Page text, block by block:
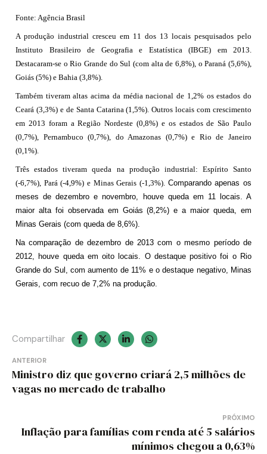
Fonte: Agência Brasil
A produção industrial cresceu em 11 dos 13 locais pesquisados pelo
Instituto Brasileiro de Geografia e Estatística (IBGE) em 2013.
Destacaram-se o Rio Grande do Sul (com alta de 6,8%), o Paraná (5,6%),
Goiás (5%) e Bahia (3,8%).
Também tiveram altas acima da média nacional de 1,2% os estados do
Ceará (3,3%) e de Santa Catarina (1,5%). Outros locais com crescimento
em 2013 foram a Região Nordeste (0,8%) e os estados de São Paulo
(0,7%), Pernambuco (0,7%), do Amazonas (0,7%) e Rio de Janeiro
(0,1%).
Três estados tiveram queda na produção industrial: Espírito Santo
(-6,7%), Pará (-4,9%) e Minas Gerais (-1,3%). Comparando apenas os
meses de dezembro e novembro, houve queda em 11 locais. A
maior alta foi observada em Goiás (8,2%) e a maior queda, em
Minas Gerais (com queda de 8,6%).
Na comparação de dezembro de 2013 com o mesmo período de
2012, houve queda em oito locais. O destaque positivo foi o Rio
Grande do Sul, com aumento de 11% e o destaque negativo, Minas
Gerais, com recuo de 7,2% na produção.
Compartilhar
Navegação
de
ANTERIOR
Ministro diz que governo criará 2,5 milhões de
vagas no mercado de trabalho
PRÓXIMO
Inflação para famílias com renda até 5 salários
mínimos chegou a 0,63%